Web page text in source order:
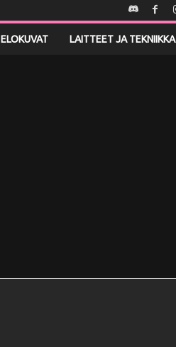
ELOKUVAT LAITTEET JA TEKNIIKKA